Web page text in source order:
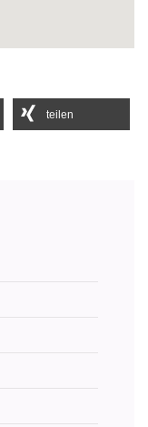
teilen